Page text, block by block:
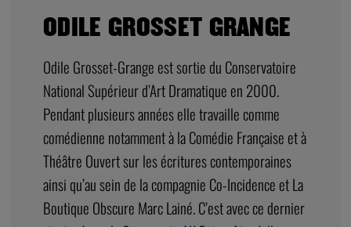
ODILE GROSSET GRANGE
Odile Grosset-Grange est sortie du Conservatoire
National Supérieur d’Art Dramatique en 2000.
Pendant plusieurs années elle travaille comme
comédienne notamment à la Comédie Française et à
Théâtre Ouvert sur les écritures contemporaines
ainsi qu’au sein de la compagnie Co-Incidence et La
Boutique Obscure Marc Lainé. C’est avec ce dernier